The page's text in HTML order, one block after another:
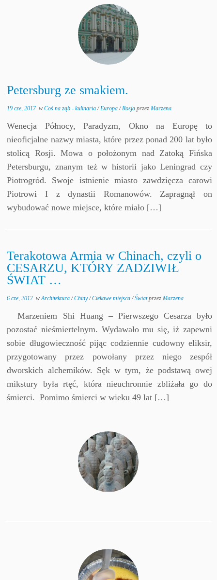
Petersburg ze smakiem.
19 cze, 2017wCoś na ząb - kulinaria/Europa/RosjaprzezMarzena
Wenecja Północy, Paradyzm, Okno na Europę to
nieoficjalne nazwy miasta, które przez ponad 200 lat było
stolicą Rosji. Mowa o położonym nad Zatoką Fińska
Petersburgu, znanym też w historii jako Leningrad czy
Piotrogród. Swoje istnienie miasto zawdzięcza carowi
Piotrowi I z dynastii Romanowów. Zapragnął on
wybudować nowe miejsce, które miało […]
Terakotowa Armia w Chinach, czyli o
CESARZU, KTÓRY ZADZIWIŁ
ŚWIAT …
6 cze, 2017wArchitektura/Chiny/Ciekawe miejsca/ŚwiatprzezMarzena
Marzeniem Shi Huang – Pierwszego Cesarza było
pozostać nieśmiertelnym. Wydawało mu się, iż zapewni
sobie długowieczność pijąc codziennie cudowny eliksir,
przygotowany przez powołany przez niego zespół
dworskich alchemików. Sęk w tym, że podstawą owej
mikstury była rtęć, która nieuchronnie zbliżała go do
śmierci. Pomimo śmierci w wieku 49 lat […]